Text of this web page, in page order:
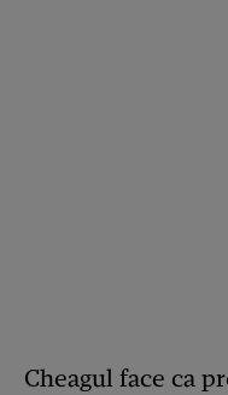
Cheagul face ca